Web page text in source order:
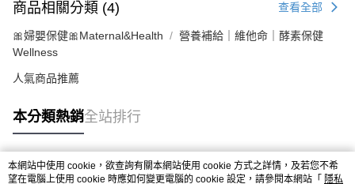
商品相關分類 (4) 查看全部
🎀婦嬰保健🎀Maternal&Health
營養補給｜維他命｜酵素保健
Wellness
人氣商品推薦
本分類熱銷全站排行
熱門標籤
本網站中使用 cookie，欲查詢有關本網站使用 cookie 方式之詳情，及若您不希
望在電腦上使用 cookie 時應如何變更電腦的 cookie 設定，請參閱本網站「 隱私